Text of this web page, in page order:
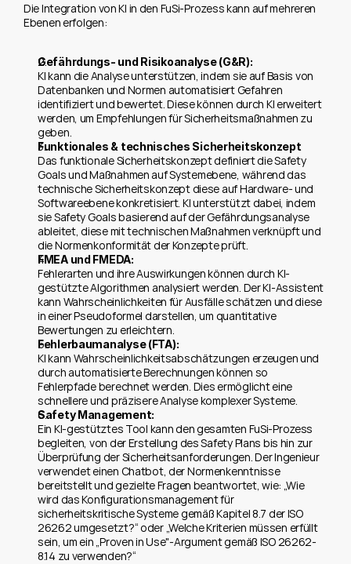
Die Integration von KI in den FuSi-Prozess kann auf mehreren
Ebenen erfolgen:
Gefährdungs- und Risikoanalyse (G&R):
KI kann die Analyse unterstützen, indem sie auf Basis von
Datenbanken und Normen automatisiert Gefahren
identifiziert und bewertet. Diese können durch KI erweitert
werden, um Empfehlungen für Sicherheitsmaßnahmen zu
geben.
Funktionales & technisches Sicherheitskonzept
Das funktionale Sicherheitskonzept definiert die Safety
Goals und Maßnahmen auf Systemebene, während das
technische Sicherheitskonzept diese auf Hardware- und
Softwareebene konkretisiert. KI unterstützt dabei, indem
sie Safety Goals basierend auf der Gefährdungsanalyse
ableitet, diese mit technischen Maßnahmen verknüpft und
die Normenkonformität der Konzepte prüft.
FMEA und FMEDA:
Fehlerarten und ihre Auswirkungen können durch KI-
gestützte Algorithmen analysiert werden. Der KI-Assistent
kann Wahrscheinlichkeiten für Ausfälle schätzen und diese
in einer Pseudoformel darstellen, um quantitative
Bewertungen zu erleichtern.
Fehlerbaumanalyse (FTA):
KI kann Wahrscheinlichkeitsabschätzungen erzeugen und
durch automatisierte Berechnungen können so
Fehlerpfade berechnet werden. Dies ermöglicht eine
schnellere und präzisere Analyse komplexer Systeme.
Safety Management:
Ein KI-gestütztes Tool kann den gesamten FuSi-Prozess
begleiten, von der Erstellung des Safety Plans bis hin zur
Überprüfung der Sicherheitsanforderungen. Der Ingenieur
verwendet einen Chatbot, der Normenkenntnisse
bereitstellt und gezielte Fragen beantwortet, wie: „Wie
wird das Konfigurationsmanagement für
sicherheitskritische Systeme gemäß Kapitel 8.7 der ISO
26262 umgesetzt?“ oder „Welche Kriterien müssen erfüllt
sein, um ein „Proven in Use"-Argument gemäß ISO 26262-
8.14 zu verwenden?“